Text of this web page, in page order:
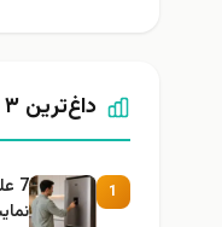
داغ‌ترین ۳ ماه اخیر
1